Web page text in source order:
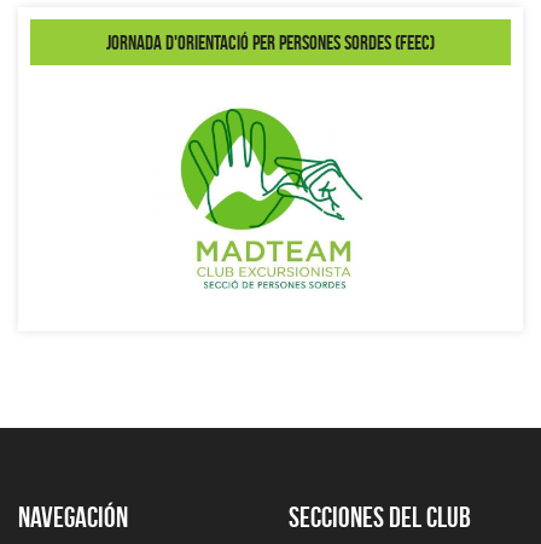
Jornada d'orientació per persones sordes (FEEC)
Navegación Secciones del club